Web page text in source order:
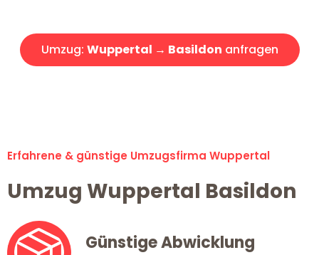
Umzug: Wuppertal → Basildon anfragen
Erfahrene & günstige Umzugsfirma Wuppertal
Umzug Wuppertal Basildon
Günstige Abwicklung